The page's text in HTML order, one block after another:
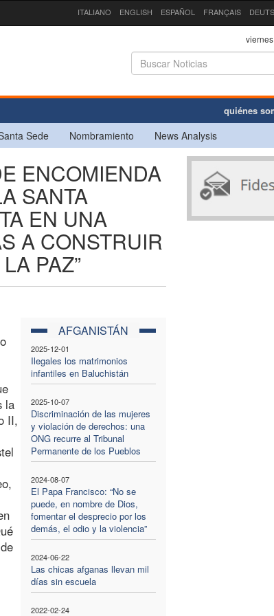
ITALIANO ENGLISH ESPAÑOL FRANÇAIS
quiénes
Sede Nombramiento News Analysis
ENCOMIENDA
SANTA
EN UNA
A CONSTRUIR
PAZ”
AFGANISTÁN
2025-12-01
Ilegales los matrimonios
infantiles en Baluchistán
2025-10-07
Discriminación de las mujeres
y violación de derechos: una
ONG recurre al Tribunal
Permanente de los Pueblos
2024-08-07
El Papa Francisco: “No se
puede, en nombre de Dios,
fomentar el desprecio por los
demás, el odio y la violencia”
2024-06-22
Las chicas afganas llevan mil
días sin escuela
2022-02-24
la
II,